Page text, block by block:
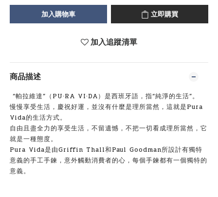
加入購物車 立即購買
加入追蹤清單
商品描述
“帕拉維達”（PU·RA VI·DA）是西班牙語，指“純淨的生活”。
慢慢享受生活，慶祝好運，並沒有什麼是理所當然，這就是Pura
Vida的生活方式。
自由且盡全力的享受生活，不留遺憾，不把一切看成理所當然，它
就是一種態度。
Pura Vida是由Griffin Thall和Paul Goodman所設計有獨特
意義的手工手鍊，意外觸動消費者的心，每個手鍊都有一個獨特的
意義。